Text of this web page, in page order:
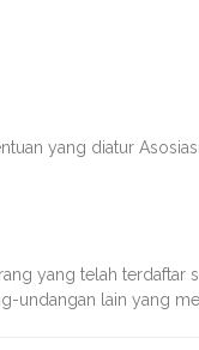
yang diatur
yang telah terdaftar
undangan lain yang